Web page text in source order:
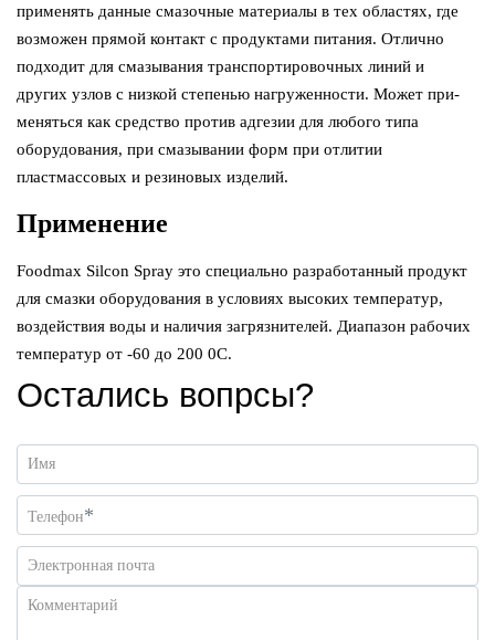
применять данные смазочные материалы в тех областях, где
возможен прямой контакт с продуктами питания. Отлично
подходит для смазывания транспортировочных линий и
других узлов с низкой степенью нагруженности. Может при-
меняться как средство против адгезии для любого типа
оборудования, при смазывании форм при отлитии
пластмассовых и резиновых изделий.
Применение
Foodmax Silcon Spray это специально разработанный продукт
для смазки оборудования в условиях высоких температур,
воздействия воды и наличия загрязнителей. Диапазон рабочих
температур от -60 до 200 0С.
Остались вопрсы?
Имя
Телефон*
Электронная почта
Комментарий